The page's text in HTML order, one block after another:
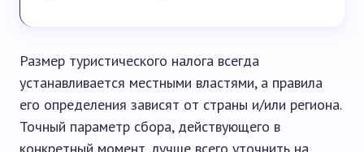
Размер туристического налога всегда
устанавливается местными властями, а правила
его определения зависят от страны и/или региона.
Точный параметр сбора, действующего в